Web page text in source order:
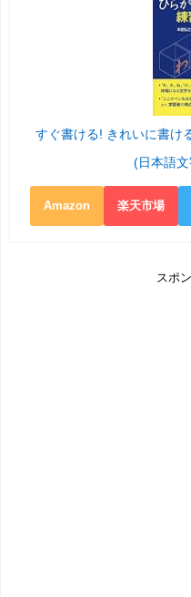
すぐ書ける! きれいに書け
(日本語
Amazon 楽天市場
スポ